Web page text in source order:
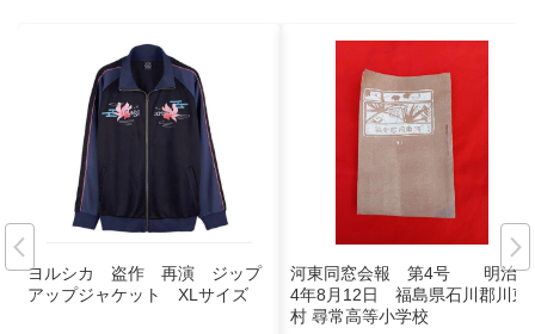
ヨルシカ 盗作 再演 ジップ
アップジャケット XLサイズ
河東同窓会報 第4号 明治4
4年8月12日 福島県石川郡川東
村 尋常高等小学校